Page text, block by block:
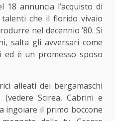
18 annuncia l’acquisto di
che il florido vivaio
nel decennio ’80. Si
salta gli avversari come
ed è un promesso sposo
alleati dei bergamaschi
Scirea, Cabrini e
ingoiare il primo boccone